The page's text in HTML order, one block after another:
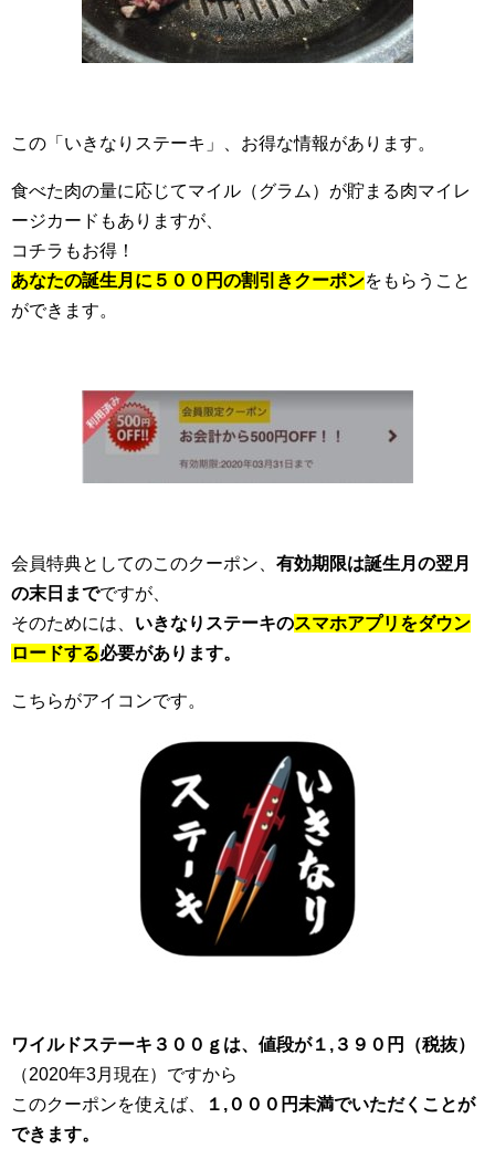
この「いきなりステーキ」、お得な情報があります。
食べた肉の量に応じてマイル（グラム）が貯まる肉マイレ
ージカードもありますが、
コチラもお得！
あなたの誕生月に５００円の割引きクーポンをもらうこと
ができます。
会員特典としてのこのクーポン、 有効期限は誕生月の翌月
の末日までですが、
そのためには、 いきなりステーキのスマホアプリをダウン
ロードする必要があります。
こちらがアイコンです。
ワイルドステーキ３００ｇは、値段が１,３９０円（税抜）
（2020年3月現在）ですから
このクーポンを使えば、
１,０００円未満でいただくことが
できます。